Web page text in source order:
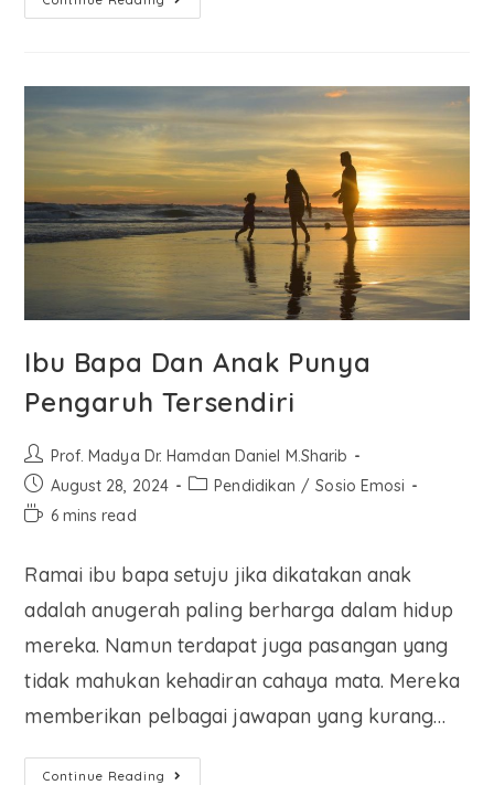
Ibu Bapa Dan Anak Punya
Pengaruh Tersendiri
Prof. Madya Dr. Hamdan Daniel M.Sharib
August 28, 2024
Pendidikan / Sosio Emosi
6 mins read
Ramai ibu bapa setuju jika dikatakan anak
adalah anugerah paling berharga dalam hidup
mereka. Namun terdapat juga pasangan yang
tidak mahukan kehadiran cahaya mata. Mereka
memberikan pelbagai jawapan yang kurang…
Continue Reading